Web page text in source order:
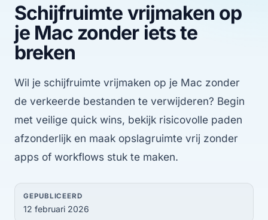
Schijfruimte vrijmaken op
je Mac zonder iets te
breken
Wil je schijfruimte vrijmaken op je Mac zonder
de verkeerde bestanden te verwijderen? Begin
met veilige quick wins, bekijk risicovolle paden
afzonderlijk en maak opslagruimte vrij zonder
apps of workflows stuk te maken.
GEPUBLICEERD
12 februari 2026